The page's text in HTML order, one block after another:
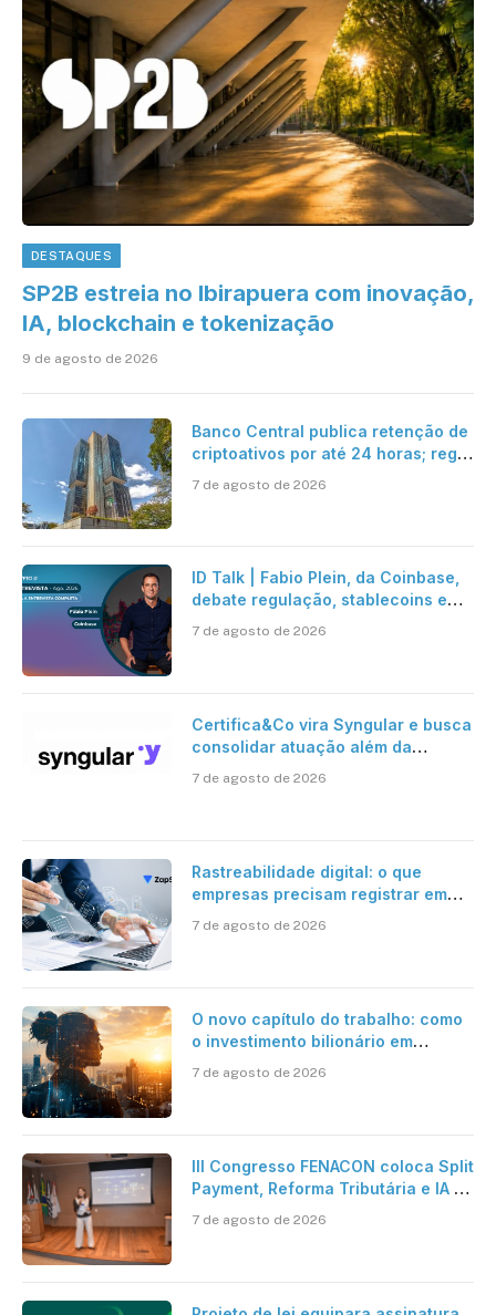
DESTAQUES
SP2B estreia no Ibirapuera com inovação,
IA, blockchain e tokenização
9 de agosto de 2026
Banco Central publica retenção de
criptoativos por até 24 horas; regra
7 de agosto de 2026
ID Talk | Fabio Plein, da Coinbase,
debate regulação, stablecoins e
risco onchain
7 de agosto de 2026
Certifica&Co vira Syngular e busca
consolidar atuação além da
certificação digital
7 de agosto de 2026
Rastreabilidade digital: o que
empresas precisam registrar em
jornadas digitais?
7 de agosto de 2026
O novo capítulo do trabalho: como
o investimento bilionário em
verdadeira era da inteligência
7 de agosto de 2026
III Congresso FENACON coloca Split
Payment, Reforma Tributária e IA no
7 de agosto de 2026